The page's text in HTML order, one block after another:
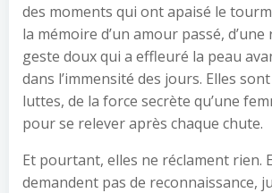
des moments qui ont apaisé le
la mémoire d’un amour passé, d’une
geste doux qui a effleuré la peau
dans l’immensité des jours. Elles
luttes, de la force secrète qu’une
pour se relever après chaque chute.
Et pourtant, elles ne réclament rien.
demandent pas de reconnaissance,